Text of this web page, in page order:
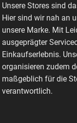
Unsere Stores sind
Hier sind wir nah an
unsere Marke. Mit
ausgeprägter
Einkaufserlebnis.
organisieren zudem
maßgeblich für die
verantwortlich.